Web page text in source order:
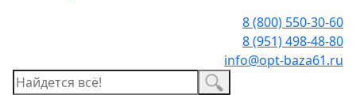
8 (800) 550-30-60
8 (951) 498-48-80
info@opt-baza61.ru